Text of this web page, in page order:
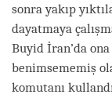
sonra yakıp
dayatmaya
Buyid İran’da
benimsememiş
komutanı